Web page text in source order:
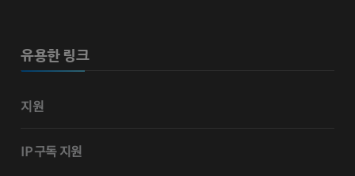
유용한 링크
지원
IP 구독 지원